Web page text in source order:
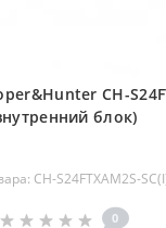
CH-
блок)
CH-S24FTXAM2S-
0